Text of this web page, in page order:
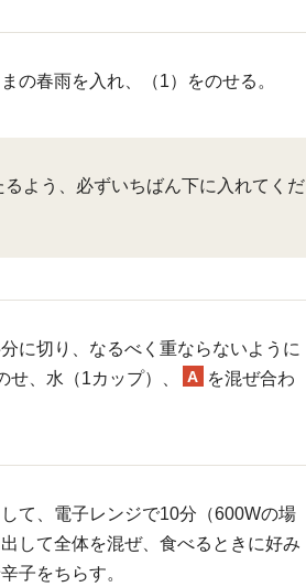
の春雨を入れ、（1）をのせる。
よう、必ずいちばん下に入れてくだ
に切り、なるべく重ならないように
、水（1カップ）、
A を混ぜ合わ
て、電子レンジで10分（600Wの場
して全体を混ぜ、食べるときに好み
子をちらす。